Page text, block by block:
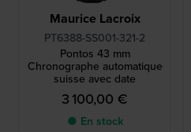
Maurice Lacroix
PT6388-SS001-321-2
Pontos 43 mm
Chronographe automatique
suisse avec date
3 100,00 €
● En stock